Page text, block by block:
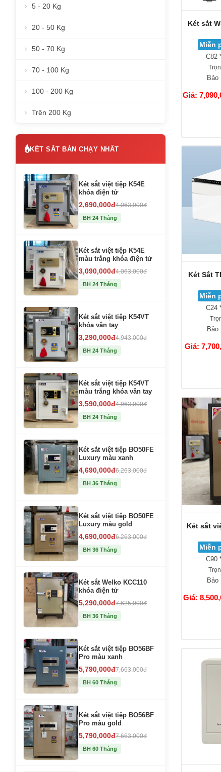
5 - 20 Kg
20 - 50 Kg
50 - 70 Kg
70 - 100 Kg
100 - 200 Kg
Trên 200 Kg
KÉT SẮT BÁN CHẠY NHẤT
Két sắt việt tiệp K54E
khóa điện tử
2,690,000đ4,063,000đ
BH 24 Tháng
Két sắt việt tiệp K54E
màu trắng khóa điện tử
3,090,000đ4,063,000đ
BH 24 Tháng
Két sắt việt tiệp K54VT
khóa vân tay
3,290,000đ4,943,000đ
BH 24 Tháng
Két sắt việt tiệp K54VT
màu trắng khóa vân tay
3,590,000đ4,963,000đ
BH 24 Tháng
Két sắt việt tiệp BO50FE
Luxury màu xanh
4,690,000đ6,263,000đ
BH 36 Tháng
Két sắt việt tiệp BO50FE
Luxury màu gold
4,690,000đ6,263,000đ
BH 36 Tháng
Két sắt Welko KCC110
khóa điện tử
5,290,000đ7,625,000đ
BH 36 Tháng
Két sắt việt tiệp BO56BF
Pro màu xanh
5,790,000đ7,663,000đ
BH 60 Tháng
Két sắt việt tiệp BO56BF
Pro màu gold
5,790,000đ7,663,000đ
BH 60 Tháng
Két sắt
Miễn
C82
Bảo
Giá:
Két Sắt
Miễn
C24
Bảo
Giá:
Két sắt
Miễn
C90
Bảo
Giá: